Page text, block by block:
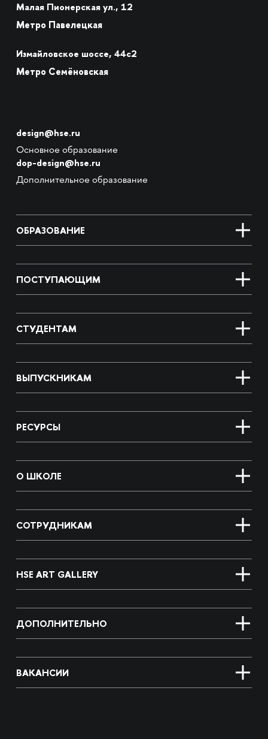
Малая Пионерская ул., 12
Метро Павелецкая
Измайловское шоссе, 44с2
Метро Семёновская
design@hse.ru
Основное образование
dop-design@hse.ru
Дополнительное образование
ОБРАЗОВАНИЕ
ПОСТУПАЮЩИМ
СТУДЕНТАМ
ВЫПУСКНИКАМ
РЕСУРСЫ
О ШКОЛЕ
СОТРУДНИКАМ
HSE ART GALLERY
ДОПОЛНИТЕЛЬНО
ВАКАНСИИ